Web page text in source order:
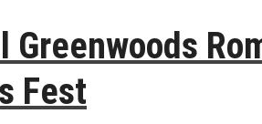
Greenwoods
Fest